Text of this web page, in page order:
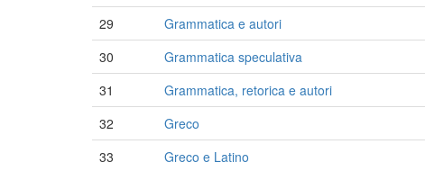
29
Grammatica e autori
30
Grammatica speculativa
31
Grammatica, retorica e autori
32
Greco
33
Greco e Latino